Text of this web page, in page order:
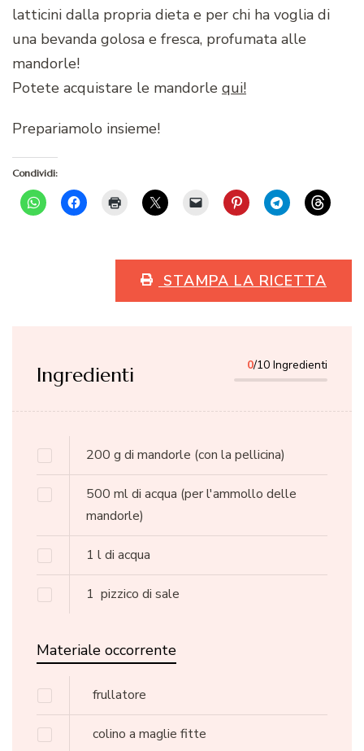
latticini dalla propria dieta e per chi ha voglia di
una bevanda golosa e fresca, profumata alle
mandorle!
Potete acquistare le mandorle qui!
Prepariamolo insieme!
Condividi:
STAMPA LA RICETTA
Ingredienti 0/10 Ingredienti
200 g di mandorle (con la pellicina)
500 mldi acqua (per l'ammollo delle
mandorle)
1 ldi acqua
1 pizzico di sale
Materiale occorrente
frullatore
colino a maglie fitte